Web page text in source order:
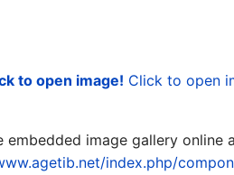
to open image! Click to open
embedded image gallery online
index.php/